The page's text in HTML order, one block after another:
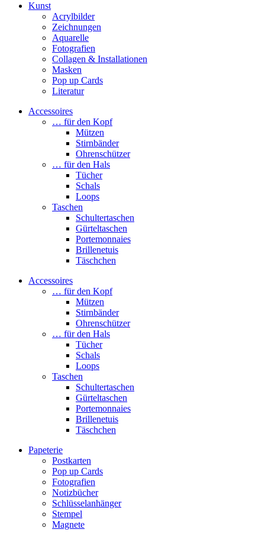
Kunst
Acrylbilder
Zeichnungen
Aquarelle
Fotografien
Collagen & Installationen
Masken
Pop up Cards
Literatur
Accessoires
… für den Kopf
Mützen
Stirnbänder
Ohrenschützer
… für den Hals
Tücher
Schals
Loops
Taschen
Schultertaschen
Gürteltaschen
Portemonnaies
Brillenetuis
Täschchen
Accessoires
… für den Kopf
Mützen
Stirnbänder
Ohrenschützer
… für den Hals
Tücher
Schals
Loops
Taschen
Schultertaschen
Gürteltaschen
Portemonnaies
Brillenetuis
Täschchen
Papeterie
Postkarten
Pop up Cards
Fotografien
Notizbücher
Schlüsselanhänger
Stempel
Magnete